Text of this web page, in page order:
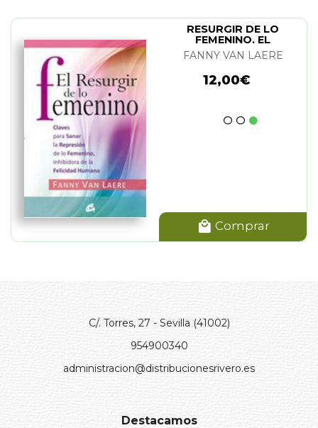
RESURGIR DE LO
FEMENINO. EL
FANNY VAN LAERE
12,00€
Comprar
C/. Torres, 27 - Sevilla (41002)
954900340
administracion@distribucionesrivero.es
Destacamos